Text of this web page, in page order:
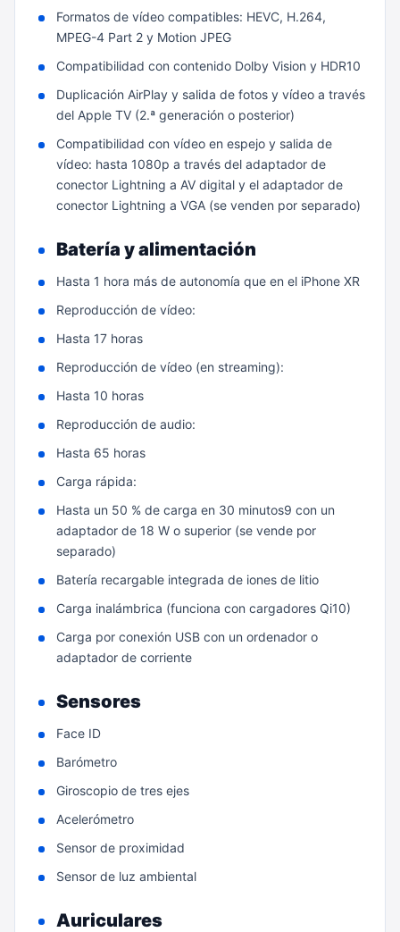
Formatos de vídeo compatibles: HEVC, H.264,
MPEG-4 Part 2 y Motion JPEG
Compatibilidad con contenido Dolby Vision y HDR10
Duplicación AirPlay y salida de fotos y vídeo a través
del Apple TV (2.ª generación o posterior)
Compatibilidad con vídeo en espejo y salida de
vídeo: hasta 1080p a través del adaptador de
conector Lightning a AV digital y el adaptador de
conector Lightning a VGA (se venden por separado)
Batería y alimentación
Hasta 1 hora más de autonomía que en el iPhone XR
Reproducción de vídeo:
Hasta 17 horas
Reproducción de vídeo (en streaming):
Hasta 10 horas
Reproducción de audio:
Hasta 65 horas
Carga rápida:
Hasta un 50 % de carga en 30 minutos9 con un
adaptador de 18 W o superior (se vende por
separado)
Batería recargable integrada de iones de litio
Carga inalámbrica (funciona con cargadores Qi10)
Carga por conexión USB con un ordenador o
adaptador de corriente
Sensores
Face ID
Barómetro
Giroscopio de tres ejes
Acelerómetro
Sensor de proximidad
Sensor de luz ambiental
Auriculares